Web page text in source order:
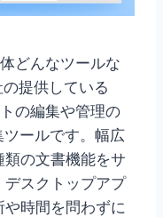
どんなツールな
提供している
の編集や管理の
ールです。幅広
の文書機能をサ
スクトップアプ
時間を問わずに